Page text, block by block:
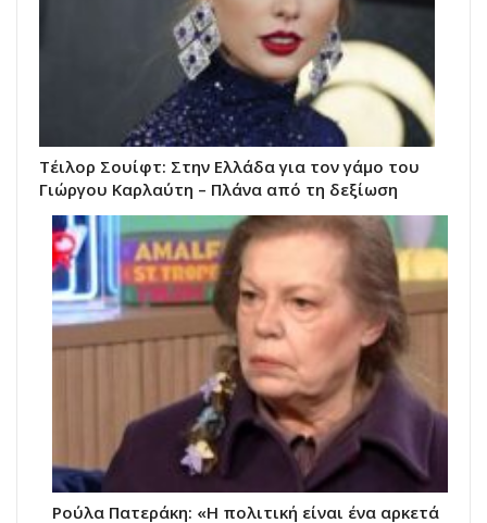
Τέιλορ Σουίφτ: Στην Ελλάδα για τον γάμο του
Γιώργου Καρλαύτη – Πλάνα από τη δεξίωση
Ρούλα Πατεράκη: «Η πολιτική είναι ένα αρκετά